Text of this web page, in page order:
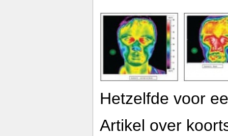
Hetzelfde voor
Artikel over